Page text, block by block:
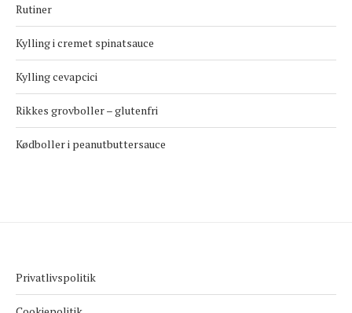
Rutiner
Kylling i cremet spinatsauce
Kylling cevapcici
Rikkes grovboller – glutenfri
Kødboller i peanutbuttersauce
Privatlivspolitik